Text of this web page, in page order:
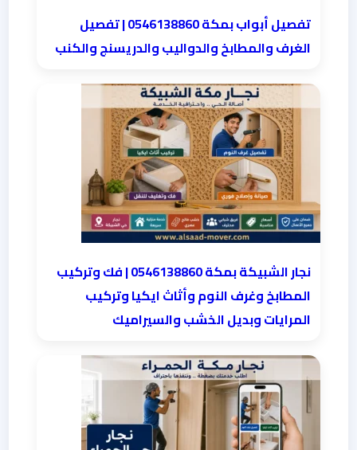
تفصيل أبواب بمكة 0546138860 | تفصيل
الغرف والمطابخ والدواليب والدريسنج والكنب
نجار الشبيكة بمكة 0546138860⁩ | فك وتركيب
المطابخ وغرف النوم وأثاث ايكيا وتركيب
المرايات وبديل الخشب والسيراميك